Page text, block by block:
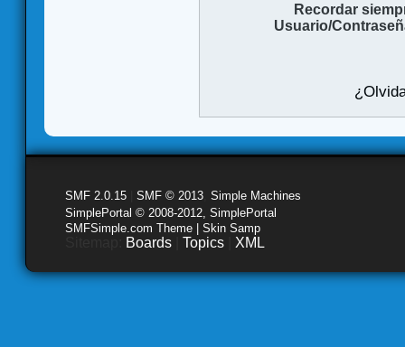
Recordar
Usuario/
SMF 2.0.15 SMF © 2013 Simple Machines
SimplePortal © 2008-2012, SimplePortal
SMFSimple.com Theme | Skin Samp
Boards Topics XML